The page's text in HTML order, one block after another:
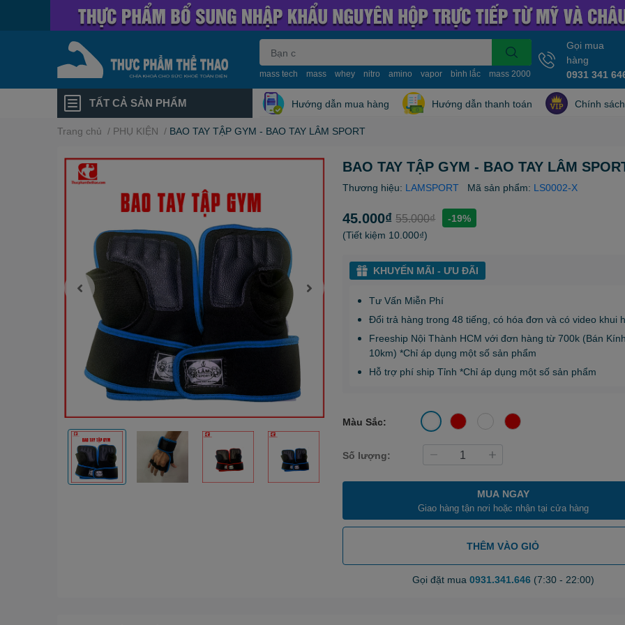
mass tech mass whey nitro amino vapor bình lắc mass 2000 mass 10kg nitro
Gọi mua
hàng
0931 341
TẤT CẢ SẢN PHẨM Hướng dẫn mua hàng Hướng dẫn thanh toán Chính
Trang chủ / PHỤ KIỆN / BAO TAY TẬP GYM - BAO TAY LÂM SPORT
BAO TAY TẬP GYM - BAO TAY LÂM
Thương hiệu: LAMSPORT Mã sản phẩm: LS0002-X
45.000₫ 55.000₫
-19%
(Tiết kiệm 10.000₫)
KHUYẾN MÃI - ƯU ĐÃI
Tư Vấn Miễn Phí
Đổi trả hàng trong 48 tiếng, có hóa đơn và có video khui
Freeship Nội Thành HCM với đơn hàng từ 700k (Bán Kính
10km) *Chỉ áp dụng một số sản phẩm
Hỗ trợ phí ship Tỉnh *Chỉ áp dụng một số sản phẩm
Màu Sắc:
Số lượng:
MUA NGAY
Giao hàng tận nơi hoặc nhận tại cửa hàng
THÊM VÀO GIỎ
Gọi đặt mua 0931.341.646(7:30 - 22:00)